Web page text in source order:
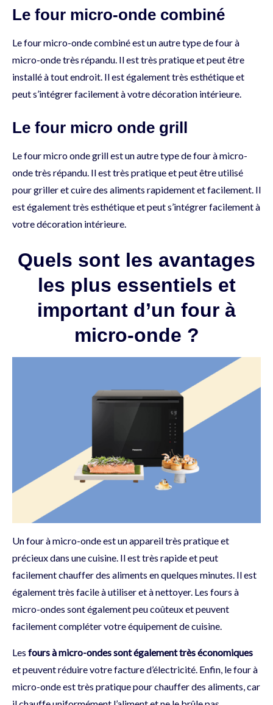
Le four micro-onde combiné
Le four micro-onde combiné est un autre type de four à
micro-onde très répandu. Il est très pratique et peut être
installé à tout endroit. Il est également très esthétique et
peut s’intégrer facilement à votre décoration intérieure.
Le four micro onde grill
Le four micro onde grill est un autre type de four à micro-
onde très répandu. Il est très pratique et peut être utilisé
pour griller et cuire des aliments rapidement et facilement. Il
est également très esthétique et peut s’intégrer facilement à
votre décoration intérieure.
Quels sont les avantages
les plus essentiels et
important d’un four à
micro-onde ?
Un four à micro-onde est un appareil très pratique et
précieux dans une cuisine. Il est très rapide et peut
facilement chauffer des aliments en quelques minutes. Il est
également très facile à utiliser et à nettoyer. Les fours à
micro-ondes sont également peu coûteux et peuvent
facilement compléter votre équipement de cuisine.
Les fours à micro-ondes sont également très économiques
et peuvent réduire votre facture d’électricité. Enfin, le four à
micro-onde est très pratique pour chauffer des aliments, car